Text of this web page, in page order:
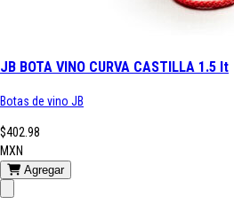
JB BOTA VINO CURVA CASTILLA 1.5 lt
Botas de vino JB
$402.98
MXN
Agregar